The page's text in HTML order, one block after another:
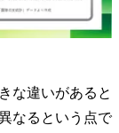
な違いがあると
なるという点で